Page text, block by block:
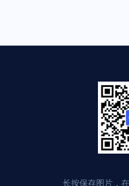
长按保存图片，